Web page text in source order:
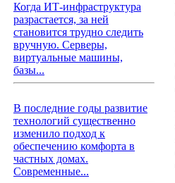
Когда ИТ-инфраструктура
разрастается, за ней
становится трудно следить
вручную. Серверы,
виртуальные машины,
базы...
В последние годы развитие
технологий существенно
изменило подход к
обеспечению комфорта в
частных домах.
Современные...